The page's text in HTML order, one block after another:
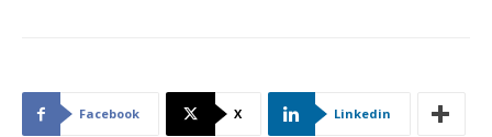
Facebook X Linkedin